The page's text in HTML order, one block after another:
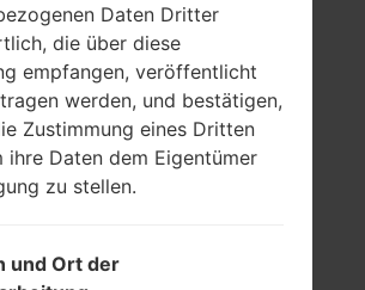
Daten Dritter
die über diese
empfangen, veröffentlicht
werden, und bestätigen,
Zustimmung eines Dritten
ihre Daten dem Eigentümer
zu stellen.
und Ort der